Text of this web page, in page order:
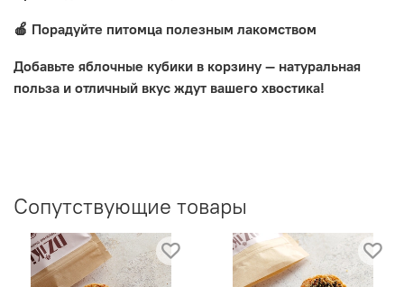
🍎 Порадуйте питомца полезным лакомством
Добавьте яблочные кубики в корзину — натуральная
польза и отличный вкус ждут вашего хвостика!
Сопутствующие товары